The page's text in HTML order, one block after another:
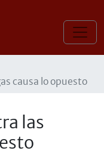
causa lo opuesto
las